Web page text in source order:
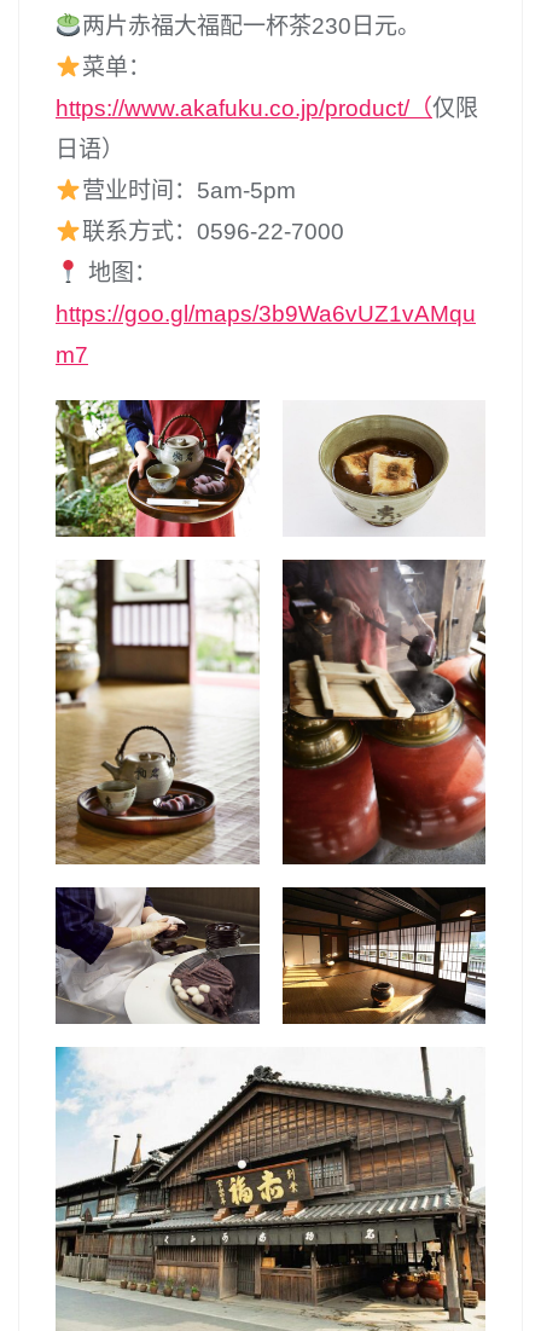
两片赤福大福配一杯茶230日元。
菜单：
https://www.akafuku.co.jp/product/（仅限
日语）
营业时间：5am-5pm
联系方式：0596-22-7000
地图：
https://goo.gl/maps/3b9Wa6vUZ1vAMqu
m7